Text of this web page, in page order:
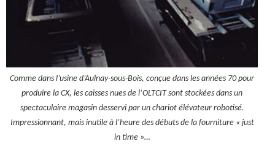
Comme dans l’usine d’Aulnay-sous-Bois, conçue dans les années 70 pour
produire la CX, les caisses nues de l’OLTCIT sont stockées dans un
spectaculaire magasin desservi par un chariot élévateur robotisé.
Impressionnant, mais inutile à l’heure des débuts de la fourniture « just
in time »…